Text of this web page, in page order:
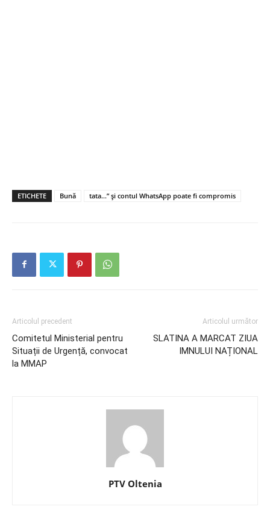
ETICHETE Bună tata…” și contul WhatsApp poate fi compromis
Articolul precedent
Comitetul Ministerial pentru
Situații de Urgență, convocat
la MMAP
Articolul următor
SLATINA A MARCAT ZIUA
IMNULUI NAȚIONAL
PTV Oltenia